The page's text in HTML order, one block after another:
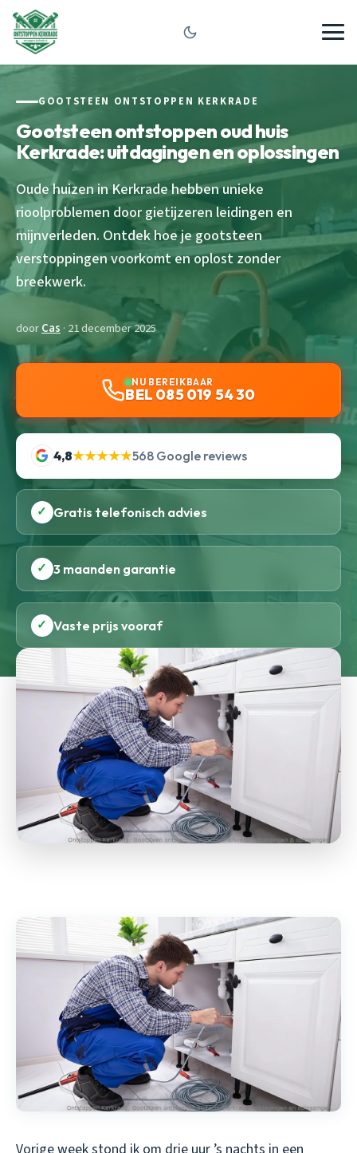
GOOTSTEEN ONTSTOPPEN KERKRADE
Gootsteen ontstoppen oud huis
Kerkrade: uitdagingen en oplossingen
Oude huizen in Kerkrade hebben unieke
rioolproblemen door gietijzeren leidingen en
mijnverleden. Ontdek hoe je gootsteen
verstoppingen voorkomt en oplost zonder
breekwerk.
doorCas · 21 december 2025
NU BEREIKBAAR
BEL 085 019 54 30
4,8★★★★★568 Google reviews
✓ Gratis telefonisch advies
✓ 3 maanden garantie
✓ Vaste prijs vooraf